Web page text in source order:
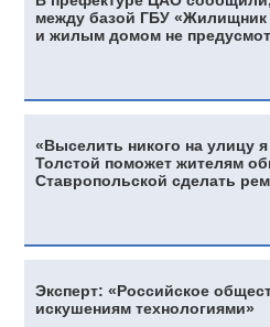
между базой ГБУ «Жилищник
и жилым домом не
«Выселить никого на улицу
Толстой поможет жителям
Ставропольской сделать
Эксперт: «Российское
искушениям технологиями»